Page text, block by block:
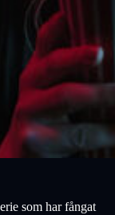
som har fångat